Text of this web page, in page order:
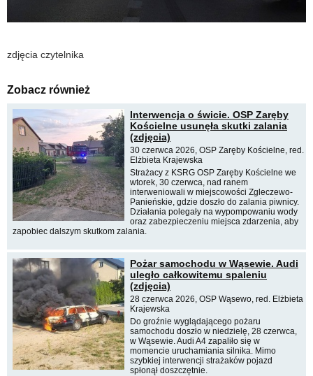
zdjęcia czytelnika
Zobacz również
Interwencja o świcie. OSP Zaręby
Kościelne usunęła skutki zalania
(zdjęcia)
30 czerwca 2026, OSP Zaręby Kościelne, red.
Elżbieta Krajewska
Strażacy z KSRG OSP Zaręby Kościelne we
wtorek, 30 czerwca, nad ranem
interweniowali w miejscowości Zgleczewo-
Panieńskie, gdzie doszło do zalania piwnicy.
Działania polegały na wypompowaniu wody
oraz zabezpieczeniu miejsca zdarzenia, aby
zapobiec dalszym skutkom zalania.
Pożar samochodu w Wąsewie. Audi
uległo całkowitemu spaleniu
(zdjęcia)
28 czerwca 2026, OSP Wąsewo, red. Elżbieta
Krajewska
Do groźnie wyglądającego pożaru
samochodu doszło w niedzielę, 28 czerwca,
w Wąsewie. Audi A4 zapaliło się w
momencie uruchamiania silnika. Mimo
szybkiej interwencji strażaków pojazd
spłonął doszczętnie.